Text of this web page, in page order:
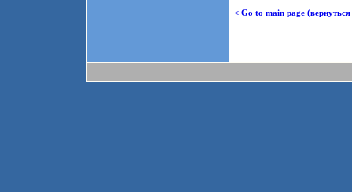
< Go to main page